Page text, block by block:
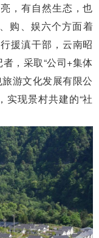
，有自然生态，也
购、娱六个方面着
援滇干部，云南昭
，采取“公司+集体
游文化发展有限公
实现景村共建的“社